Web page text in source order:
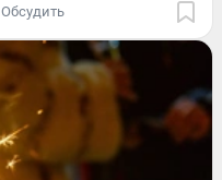
Обсудить